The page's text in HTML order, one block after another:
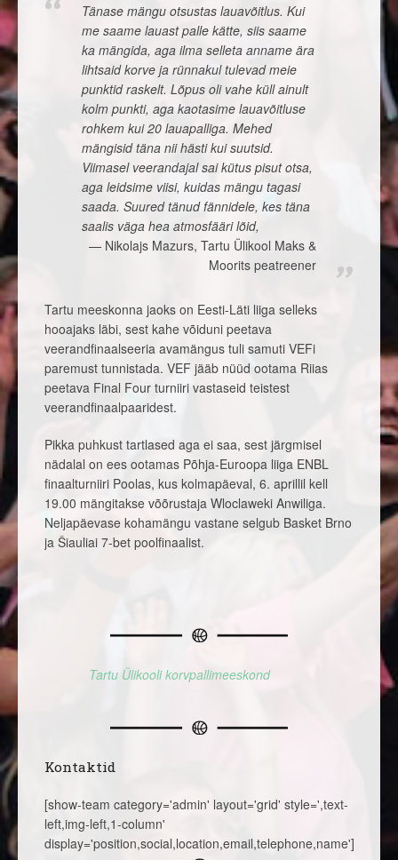
Tänase mängu otsustas lauavõitlus. Kui
me saame lauast palle kätte, siis saame
ka mängida, aga ilma selleta anname ära
lihtsaid korve ja rünnakul tulevad meie
punktid raskelt. Lõpus oli vahe küll ainult
kolm punkti, aga kaotasime lauavõitluse
rohkem kui 20 lauapalliga. Mehed
mängisid täna nii hästi kui suutsid.
Viimasel veerandajal sai kütus pisut otsa,
aga leidsime viisi, kuidas mängu tagasi
saada. Suured tänud fännidele, kes täna
saalis väga hea atmosfääri lõid,
Nikolajs Mazurs, Tartu Ülikool Maks &
Moorits peatreener
Tartu meeskonna jaoks on Eesti-Läti liiga selleks
hooajaks läbi, sest kahe võiduni peetava
veerandfinaalseeria avamängus tuli samuti VEFi
paremust tunnistada. VEF jääb nüüd ootama Riias
peetava Final Four turniiri vastaseid teistest
veerandfinaalpaaridest.
Pikka puhkust tartlased aga ei saa, sest järgmisel
nädalal on ees ootamas Põhja-Euroopa liiga ENBL
finaalturniiri Poolas, kus kolmapäeval, 6. aprillil kell
19.00 mängitakse võõrustaja Wloclaweki Anwiliga.
Neljapäevase kohamängu vastane selgub Basket Brno
ja Šiauliai 7-bet poolfinaalist.
Tartu Ülikooli korvpallimeeskond
Kontaktid
[show-team category='admin' layout='grid' style=',text-
left,img-left,1-column'
display='position,social,location,email,telephone,name']